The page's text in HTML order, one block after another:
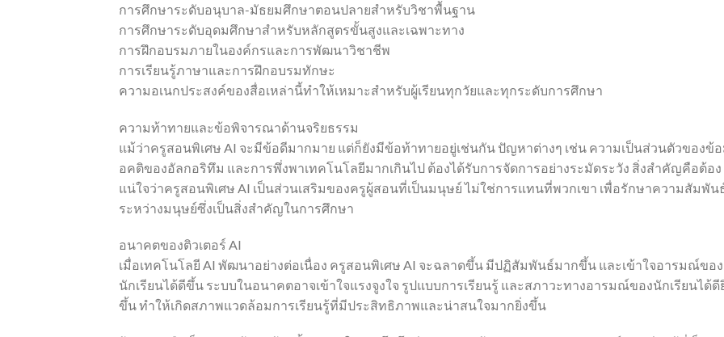
การศึกษาระดับอนุบาล-มัธยมศึกษาตอนปลายสำหรับวิชาพื้นฐาน
การศึกษาระดับอุดมศึกษาสำหรับหลักสูตรขั้นสูงและเฉพาะทาง
การฝึกอบรมภายในองค์กรและการพัฒนาวิชาชีพ
การเรียนรู้ภาษาและการฝึกอบรมทักษะ
ความอเนกประสงค์ของสื่อเหล่านี้ทำให้เหมาะสำหรับผู้เรียนทุกวัยและทุกระดับการศึกษา
ความท้าทายและข้อพิจารณาด้านจริยธรรม
แม้ว่าครูสอนพิเศษ AI จะมีข้อดีมากมาย แต่ก็ยังมีข้อท้าทายอยู่เช่นกัน ปัญหาต่างๆ เช่น ความเป็นส่วนตัวของข้
อคติของอัลกอริทึม และการพึ่งพาเทคโนโลยีมากเกินไป ต้องได้รับการจัดการอย่างระมัดระวัง สิ่งสำคัญคือต้อง
แน่ใจว่าครูสอนพิเศษ AI เป็นส่วนเสริมของครูผู้สอนที่เป็นมนุษย์ ไม่ใช่การแทนที่พวกเขา เพื่อรักษาความสัมพัน
ระหว่างมนุษย์ซึ่งเป็นสิ่งสำคัญในการศึกษา
อนาคตของติวเตอร์ AI
เมื่อเทคโนโลยี AI พัฒนาอย่างต่อเนื่อง ครูสอนพิเศษ AI จะฉลาดขึ้น มีปฏิสัมพันธ์มากขึ้น และเข้าใจอารมณ์ของ
นักเรียนได้ดีขึ้น ระบบในอนาคตอาจเข้าใจแรงจูงใจ รูปแบบการเรียนรู้ และสภาวะทางอารมณ์ของนักเรียนได้ดี
ขึ้น ทำให้เกิดสภาพแวดล้อมการเรียนรู้ที่มีประสิทธิภาพและน่าสนใจมากยิ่งขึ้น